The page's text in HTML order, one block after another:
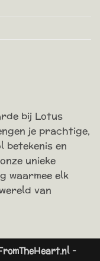
bij Lotus
je prachtige,
en
unieke
waarmee elk
van
-